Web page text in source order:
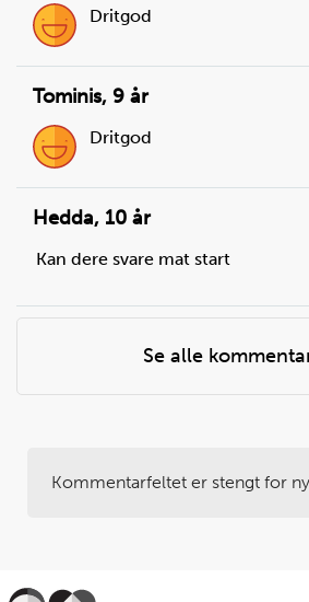
Dritgod
Tominis, 9 år
Dritgod
Hedda, 10 år
Kan dere svare mat start
Se alle
Kommentarfeltet er stengt for